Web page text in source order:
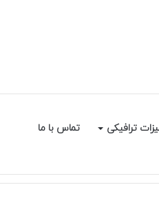
ترافیکی تماس با ما